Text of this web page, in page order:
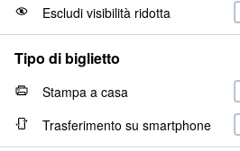
Escludi visibilità ridotta
Tipo di biglietto
Stampa a casa
Trasferimento su smartphone